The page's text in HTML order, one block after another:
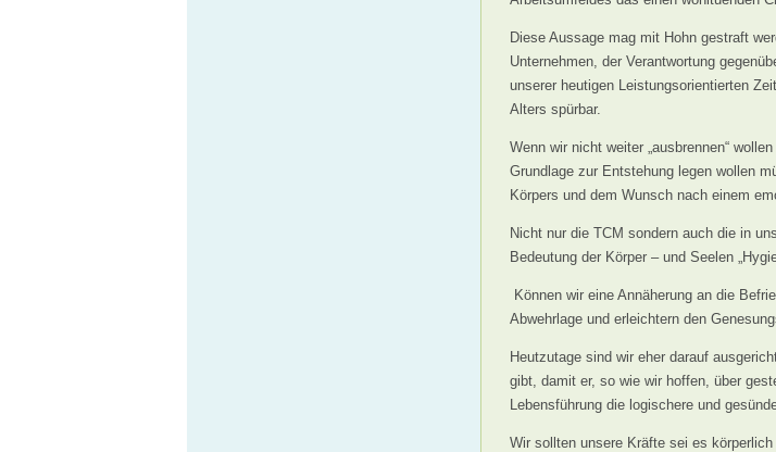
Diese Aussage mag mit Hohn gestraft
Unternehmen, der Verantwortung
unserer heutigen Leistungsorientierten
Alters spürbar.
Wenn wir nicht weiter „ausbrennen“
Grundlage zur Entstehung legen wollen
Körpers und dem Wunsch nach einem
Nicht nur die TCM sondern auch die in
Bedeutung der Körper – und Seelen
Können wir eine Annäherung an die
Abwehrlage und erleichtern den
Heutzutage sind wir eher darauf
gibt, damit er, so wie wir hoffen, über
Lebensführung die logischere und
Wir sollten unsere Kräfte sei es